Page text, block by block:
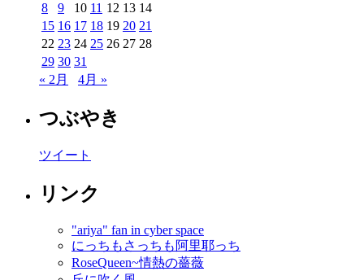
8
9 10 11 12 13 14
15 16 17 18 19 20 21
22 23 24 25 26 27 28
29 30 31
« 2月
4月 »
つぶやき
ツイート
リンク
"ariya" fan in cyber space
にっちもさっちも阿里耶っち
RoseQueen~情熱の薔薇